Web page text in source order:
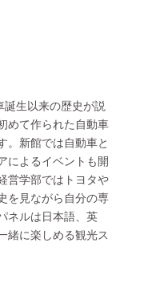
生以来の歴史が説
めて作られた自動車
。新館では自動車と
によるイベントも開
営学部ではトヨタや
を見ながら自分の専
ネルは日本語、英
緒に楽しめる観光ス